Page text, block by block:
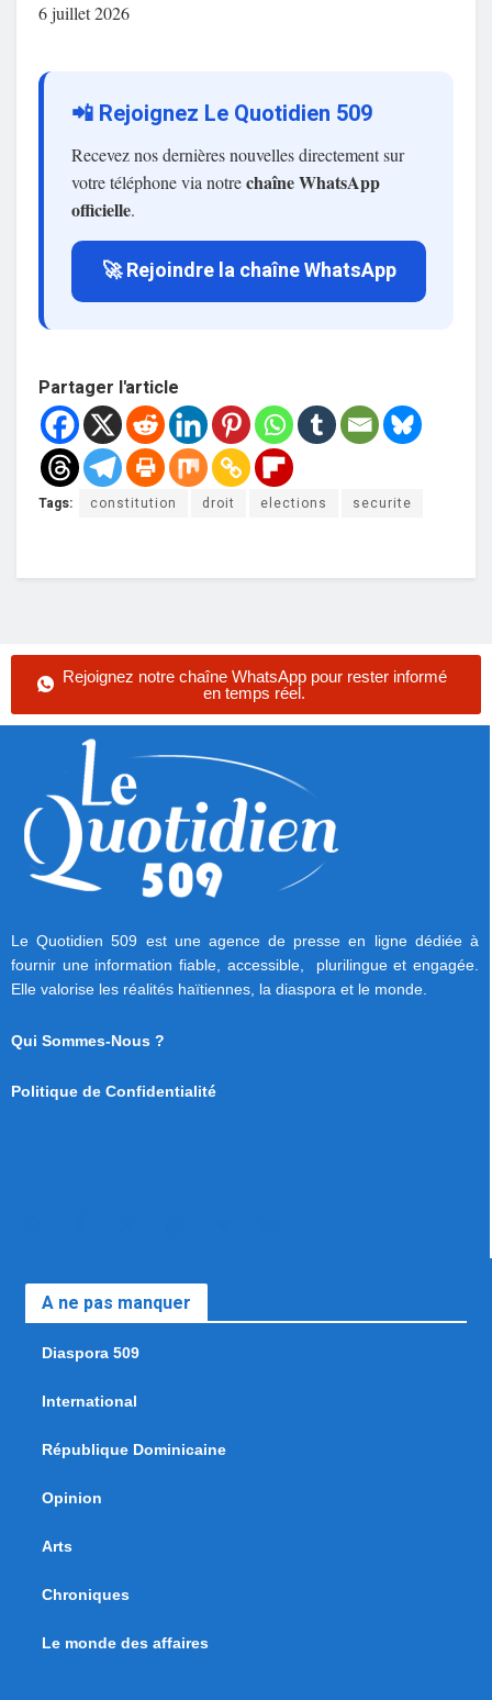
6 juillet 2026
📲 Rejoignez Le Quotidien 509
Recevez nos dernières nouvelles directement sur
votre téléphone via notrechaîne WhatsApp
officielle.
🚀 Rejoindre la chaîne WhatsApp
Partager l'article
Tags: constitution droit elections securite
Rejoignez notre chaîne WhatsApp pour rester informé
en temps réel.
Le Quotidien 509 est une agence de presse en ligne dédiée à
fournir une information fiable, accessible, plurilingue et engagée.
Elle valorise les réalités haïtiennes, la diaspora et le monde.
Qui Sommes-Nous ?
Politique de Confidentialité
A ne pas manquer
Diaspora 509
International
République Dominicaine
Opinion
Arts
Chroniques
Le monde des affaires